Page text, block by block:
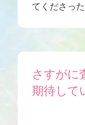
てくださっ
さすがに
期待して